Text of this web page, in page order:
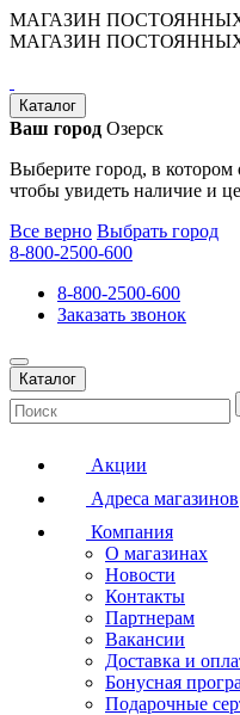
МАГАЗИН
МАГАЗИН
Каталог
Ваш город Озерск
Выберите город, в котором
чтобы увидеть наличие и
Все верно Выбрать город
8-800-2500-600
8-800-2500-600
Заказать звонок
Каталог
Акции
Адреса магазинов
Компания
О магазинах
Новости
Контакты
Партнерам
Вакансии
Доставка и
Бонусная
Подарочные